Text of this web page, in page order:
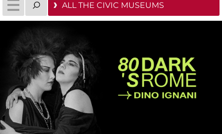
ALL THE CIVIC MUSEUMS